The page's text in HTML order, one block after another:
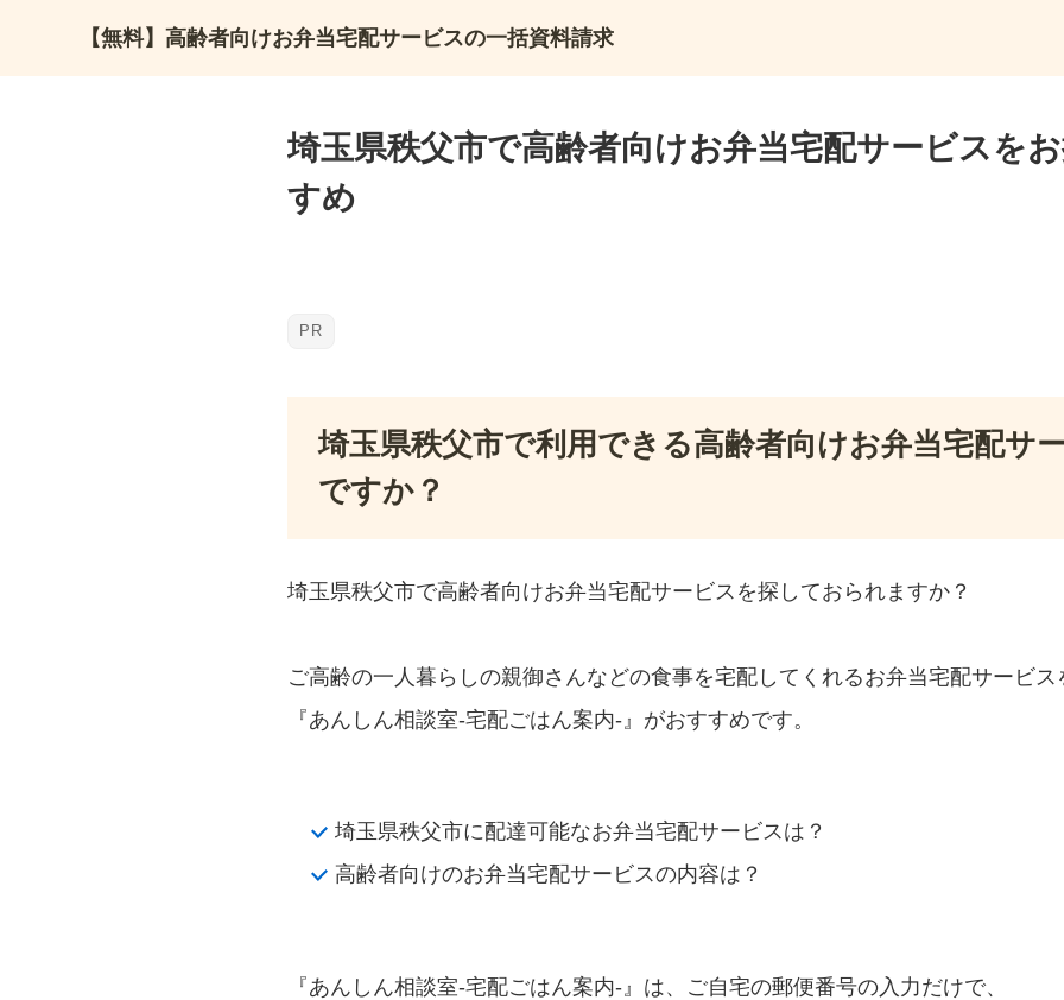
【無料】高齢者向けお弁当宅配サービスの一括資料請求
埼玉県秩父市で高齢者向けお弁当宅配サービスを
すめ
埼玉県秩父市で利用できる高齢者向けお弁当宅配サ
ですか？
埼玉県秩父市で高齢者向けお弁当宅配サービスを探しておられますか？
ご高齢の一人暮らしの親御さんなどの食事を宅配してくれるお弁当宅配サービス
『あんしん相談室‐宅配ごはん案内‐』がおすすめです。
埼玉県秩父市に配達可能なお弁当宅配サービスは？
高齢者向けのお弁当宅配サービスの内容は？
『あんしん相談室‐宅配ごはん案内‐』は、ご自宅の郵便番号の入力だけで、